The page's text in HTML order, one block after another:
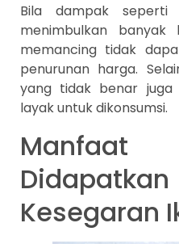
Bila dampak
menimbulkan banyak
memancing tidak
penurunan harga.
yang tidak benar
layak untuk dikonsumsi.
Kesegaran